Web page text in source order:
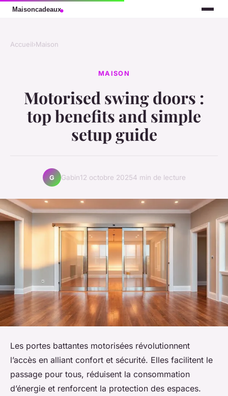
Accueil›Maison
MAISON
Motorised swing doors :
top benefits and simple
setup guide
G Gabin12 octobre 20254 min de lecture
Les portes battantes motorisées révolutionnent
l’accès en alliant confort et sécurité. Elles facilitent le
passage pour tous, réduisent la consommation
d’énergie et renforcent la protection des espaces.